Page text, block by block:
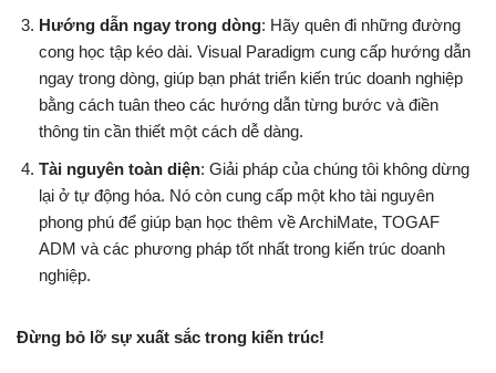
Hướng dẫn ngay trong dòng: Hãy quên đi những đường
cong học tập kéo dài. Visual Paradigm cung cấp hướng dẫn
ngay trong dòng, giúp bạn phát triển kiến trúc doanh nghiệp
bằng cách tuân theo các hướng dẫn từng bước và điền
thông tin cần thiết một cách dễ dàng.
Tài nguyên toàn diện: Giải pháp của chúng tôi không dừng
lại ở tự động hóa. Nó còn cung cấp một kho tài nguyên
phong phú để giúp bạn học thêm về ArchiMate, TOGAF
ADM và các phương pháp tốt nhất trong kiến trúc doanh
nghiệp.
Đừng bỏ lỡ sự xuất sắc trong kiến trúc!